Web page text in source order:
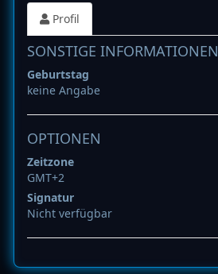
Profil
SONSTIGE INFORMATIONEN
Geburtstag
keine Angabe
OPTIONEN
Zeitzone
GMT+2
Signatur
Nicht verfügbar